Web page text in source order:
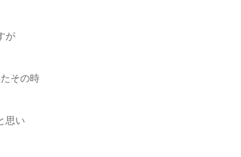
が
その時
思い